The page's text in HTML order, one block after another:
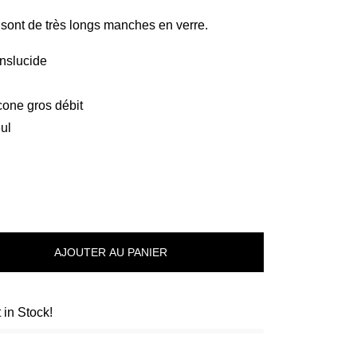
de très longs manches en verre.
gros débit
AJOUTER AU PANIER
in Stock!